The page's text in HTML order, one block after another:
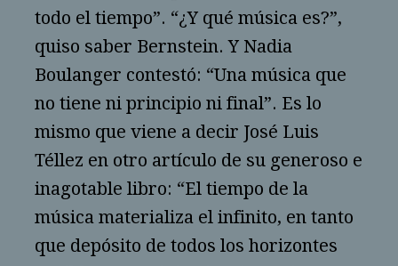
todo el tiempo”. “¿Y qué música es?”,
quiso saber Bernstein. Y Nadia
Boulanger contestó: “Una música que
no tiene ni principio ni final”. Es lo
mismo que viene a decir José Luis
Téllez en otro artículo de su generoso e
inagotable libro: “El tiempo de la
música materializa el infinito, en tanto
que depósito de todos los horizontes